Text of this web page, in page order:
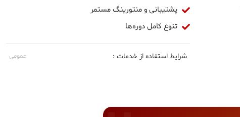
پشتیبانی و منتورینگ مستمر
تنوع کامل دوره‌ها
شرایط استفاده از خدمات : عمومی